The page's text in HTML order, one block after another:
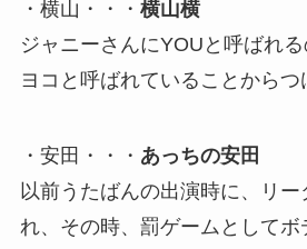
・横山・・・ 横山横
ジャニーさんにYOUと呼ばれる
ヨコと呼ばれていることからつ
・安田・・・ あっちの安田
以前うたばんの出演時に、リ
れ、その時、罰ゲームとしてボ